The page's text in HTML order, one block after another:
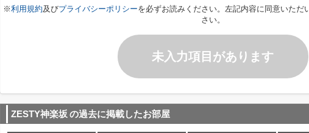
※利用規約及びプライバシーポリシーを必ずお読みください。左記内容に同意いただ
さい。
未入力項目があります
ZESTY神楽坂 の過去に掲載したお部屋